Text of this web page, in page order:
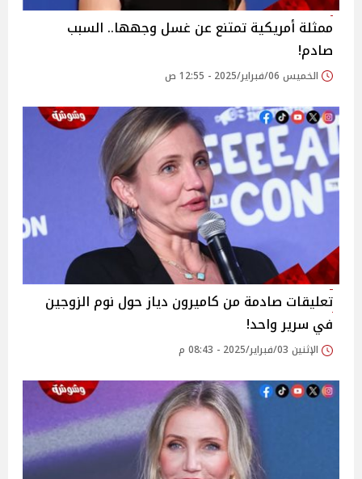
ممثلة أمريكية تمتنع عن غسل وجهها.. السبب
صادم!
الخميس 06/فبراير/2025 - 12:55 ص
تعليقات صادمة من كاميرون دياز حول نوم الزوجين
في سرير واحد!
الإثنين 03/فبراير/2025 - 08:43 م